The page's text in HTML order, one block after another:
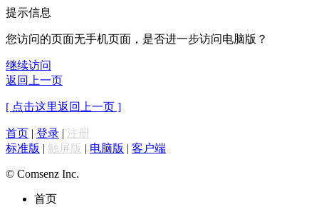
提示信息
您访问的页面无手机页面，是否进一步访问电脑版？
继续访问
返回上一页
[ 点击这里返回上一页 ]
首页 | 登录 | 注册
标准版 | 触屏版 | 电脑版 | 客户端
© Comsenz Inc.
首页